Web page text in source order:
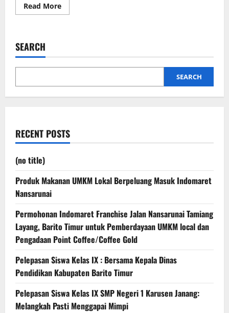
Read MoreRead
more
yang
Dibeli
Tanpa
ke
SEARCH
SEARCH
RECENT POSTS
(no title)
Produk Makanan UMKM Lokal Berpeluang Masuk Indomaret
Nansarunai
Permohonan Indomaret Franchise Jalan Nansarunai Tamiang
Layang, Barito Timur untuk Pemberdayaan UMKM local dan
Pengadaan Point Coffee/Coffee Gold
Pelepasan Siswa Kelas IX : Bersama Kepala Dinas
Pendidikan Kabupaten Barito Timur
Pelepasan Siswa Kelas IX SMP Negeri 1 Karusen Janang:
Melangkah Pasti Menggapai Mimpi